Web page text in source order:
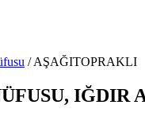
/AŞAĞITOPRAKLI
IĞDIR